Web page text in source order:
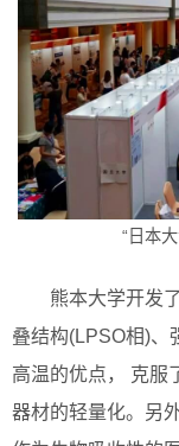
“日本
熊本大学开发
叠结构(LPSO相)、
高温的优点， 克服
器材的轻量化。另